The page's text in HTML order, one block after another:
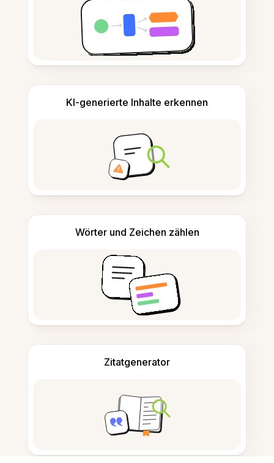
KI-generierte Inhalte erkennen
Wörter und Zeichen zählen
Zitatgenerator